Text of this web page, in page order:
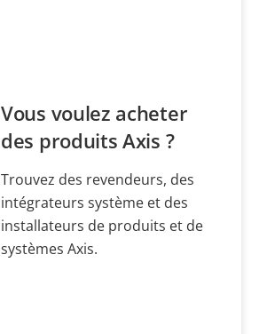
Vous voulez acheter
des produits Axis ?
Trouvez des revendeurs, des
intégrateurs système et des
installateurs de produits et de
systèmes Axis.